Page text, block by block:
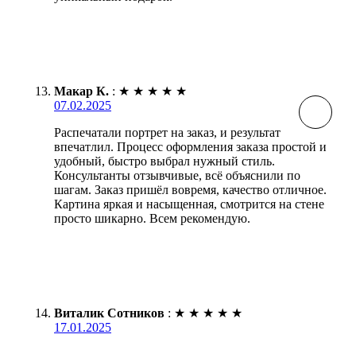
Макар К. : ★ ★ ★ ★ ★
07.02.2025
Распечатали портрет на заказ, и результат
впечатлил. Процесс оформления заказа простой и
удобный, быстро выбрал нужный стиль.
Консультанты отзывчивые, всё объяснили по
шагам. Заказ пришёл вовремя, качество отличное.
Картина яркая и насыщенная, смотрится на стене
просто шикарно. Всем рекомендую.
Виталик Сотников : ★ ★ ★ ★ ★
17.01.2025